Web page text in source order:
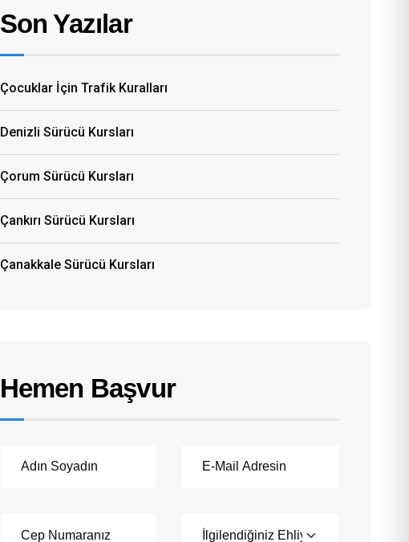
Son Yazılar
Çocuklar İçin Trafik Kuralları
Denizli Sürücü Kursları
Çorum Sürücü Kursları
Çankırı Sürücü Kursları
Çanakkale Sürücü Kursları
Hemen Başvur